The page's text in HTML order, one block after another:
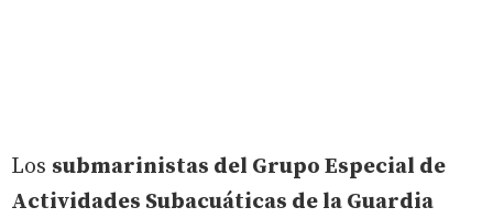
Los submarinistas del Grupo Especial de
Actividades Subacuáticas de la Guardia